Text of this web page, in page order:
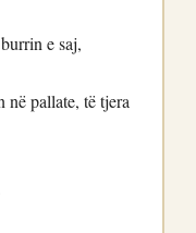
e saj,
në pallate, të tjera